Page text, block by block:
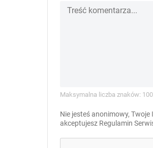
Maksymalna liczba znaków:
Nie jesteś anonimowy,
akceptujesz Regulamin